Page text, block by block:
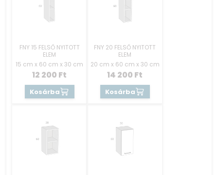
FNY 15 FELSŐ NYITOTT
ELEM
15 cm x 60 cm x 30 cm
12 200 Ft
Kosárba
FNY 20 FELSŐ NYITOTT
ELEM
20 cm x 60 cm x 30 cm
14 200 Ft
Kosárba